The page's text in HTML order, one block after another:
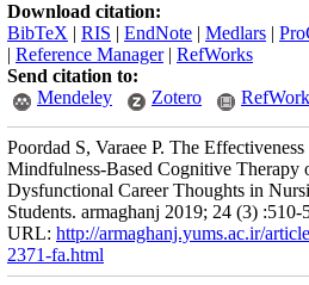
Download citation:
BibTeX | RIS | EndNote | Medlars |
| Reference Manager| RefWorks
Send citation to:
Mendeley
Zotero
Poordad S, Varaee P. The
Mindfulness-Based Cognitive Therapy
Dysfunctional Career Thoughts in
Students. armaghanj 2019; 24 (3) :510-
URL: http://armaghanj.yums.ac.ir/
2371-fa.html